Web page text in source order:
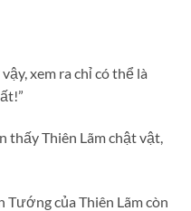
xem ra chỉ có thể là
thấy Thiên Lãm chật vật,
Tướng của Thiên Lãm còn